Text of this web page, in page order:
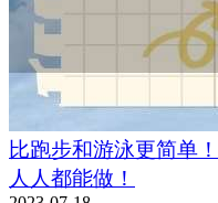
比跑步和游泳更简单
人人都能做！